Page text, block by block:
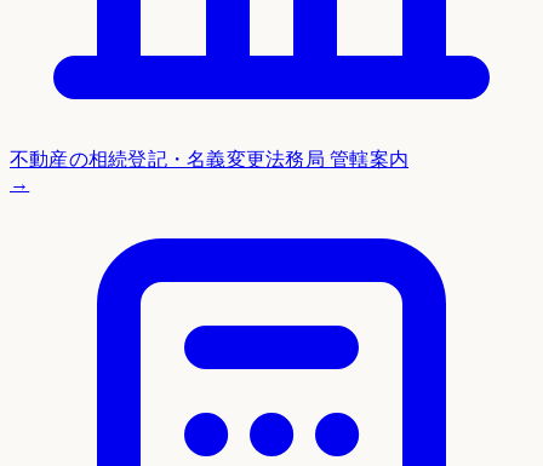
不動産の相続登記・名義変更法務局 管轄案内
→